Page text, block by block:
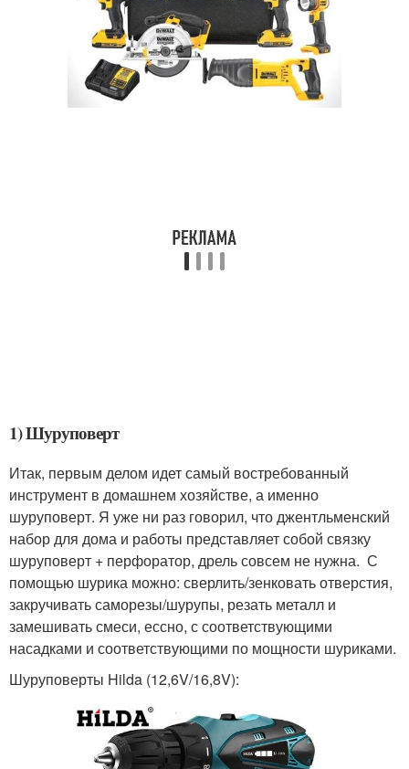
1) Шуруповерт
Итак, первым делом идет самый востребованный
инструмент в домашнем хозяйстве, а именно
шуруповерт. Я уже ни раз говорил, что джентльменский
набор для дома и работы представляет собой связку
шуруповерт + перфоратор, дрель совсем не нужна. С
помощью шурика можно: сверлить/зенковать отверстия,
закручивать саморезы/шурупы, резать металл и
замешивать смеси, ессно, с соответствующими
насадками и соответствующими по мощности шуриками.
Шуруповерты Hilda (12,6V/16,8V):